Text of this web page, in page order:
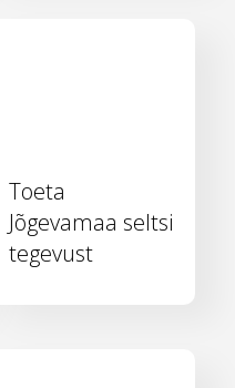
Toeta
Jõgevamaa seltsi
tegevust